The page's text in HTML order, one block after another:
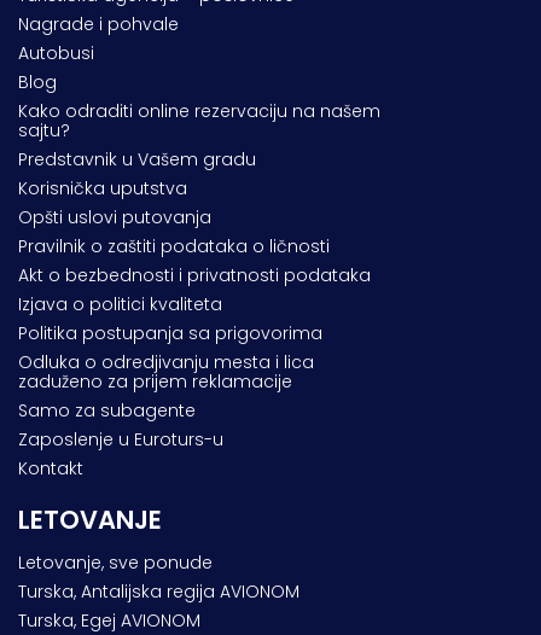
Nagrade i pohvale
Autobusi
Blog
Kako odraditi online rezervaciju na našem
sajtu?
Predstavnik u Vašem gradu
Korisnička uputstva
Opšti uslovi putovanja
Pravilnik o zaštiti podataka o ličnosti
Akt o bezbednosti i privatnosti podataka
Izjava o politici kvaliteta
Politika postupanja sa prigovorima
Odluka o odredjivanju mesta i lica
zaduženo za prijem reklamacije
Samo za subagente
Zaposlenje u Euroturs-u
Kontakt
LETOVANJE
Letovanje, sve ponude
Turska, Antalijska regija AVIONOM
Turska, Egej AVIONOM